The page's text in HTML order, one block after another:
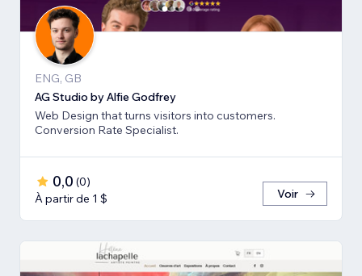
ENG, GB
AG Studio by Alfie Godfrey
Web Design that turns visitors into customers.
Conversion Rate Specialist.
0,0 (0)
À partir de 1 $
Voir